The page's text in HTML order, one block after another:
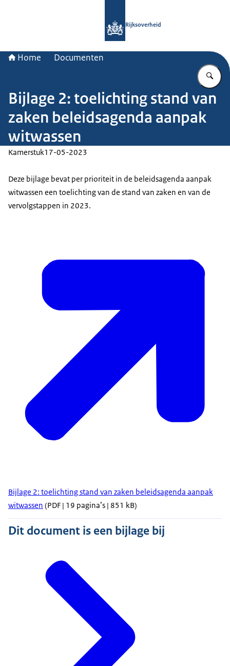
Rijksoverheid
Home Documenten
Bijlage 2: toelichting stand van
zaken beleidsagenda aanpak
witwassen
Kamerstuk17-05-2023
Deze bijlage bevat per prioriteit in de beleidsagenda aanpak
witwassen een toelichting van de stand van zaken en van de
vervolgstappen in 2023.
Bijlage 2: toelichting stand van zaken beleidsagenda aanpak
witwassen (PDF | 19 pagina’s | 851 kB)
Dit document is een bijlage bij